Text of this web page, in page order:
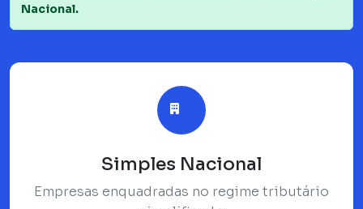
Nacional.
Simples Nacional
Empresas enquadradas no regime tributário